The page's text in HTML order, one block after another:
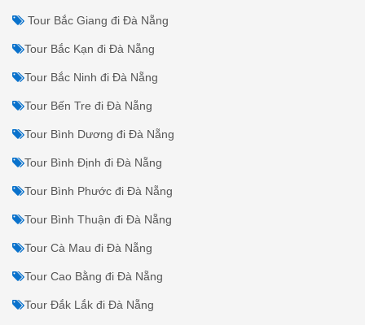
Tour Bắc Giang đi Đà Nẵng
Tour Bắc Kạn đi Đà Nẵng
Tour Bắc Ninh đi Đà Nẵng
Tour Bến Tre đi Đà Nẵng
Tour Bình Dương đi Đà Nẵng
Tour Bình Định đi Đà Nẵng
Tour Bình Phước đi Đà Nẵng
Tour Bình Thuận đi Đà Nẵng
Tour Cà Mau đi Đà Nẵng
Tour Cao Bằng đi Đà Nẵng
Tour Đắk Lắk đi Đà Nẵng